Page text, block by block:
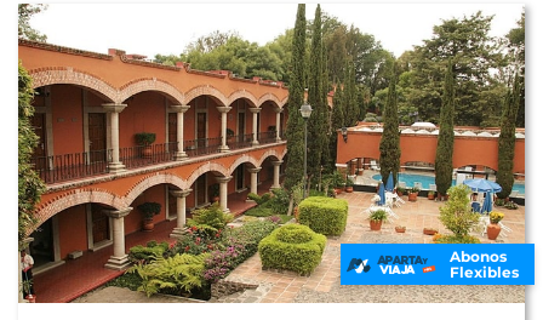
Abonos
Flexibles